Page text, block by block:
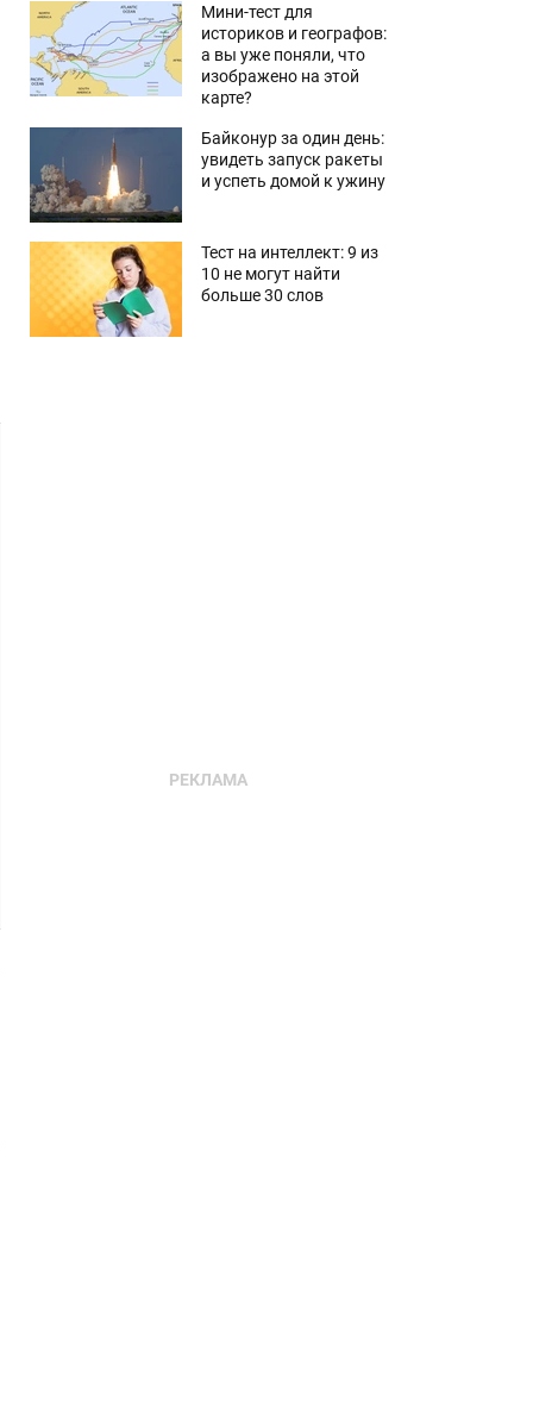
Мини-тест для
историков и географов:
а вы уже поняли, что
изображено на этой
карте?
Байконур за один день:
увидеть запуск ракеты
и успеть домой к ужину
Тест на интеллект: 9 из
10 не могут найти
больше 30 слов